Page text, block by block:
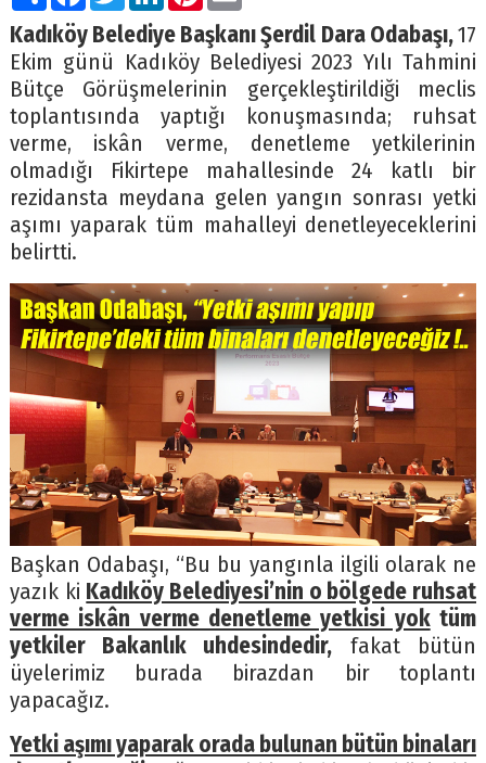
Kadıköy Belediye Başkanı Şerdil Dara Odabaşı,17
Ekim günü Kadıköy Belediyesi 2023 Yılı Tahmini
Bütçe Görüşmelerinin gerçekleştirildiği meclis
toplantısında yaptığı konuşmasında; ruhsat
verme, iskân verme, denetleme yetkilerinin
olmadığı Fikirtepe mahallesinde 24 katlı bir
rezidansta meydana gelen yangın sonrası yetki
aşımı yaparak tüm mahalleyi denetleyeceklerini
belirtti.
Başkan Odabaşı, “Bu bu yangınla ilgili olarak ne
yazık ki Kadıköy Belediyesi’nin o bölgede ruhsat
verme iskân verme denetleme yetkisi yoktüm
yetkiler Bakanlık uhdesindedir, fakat bütün
üyelerimiz burada birazdan bir toplantı
yapacağız.
Yetki aşımı yaparak orada bulunan bütün binaları